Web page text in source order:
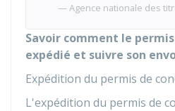
Agence nationale des
Savoir comment le
expédié et suivre son
Expédition du permis de
L'expédition du permis de